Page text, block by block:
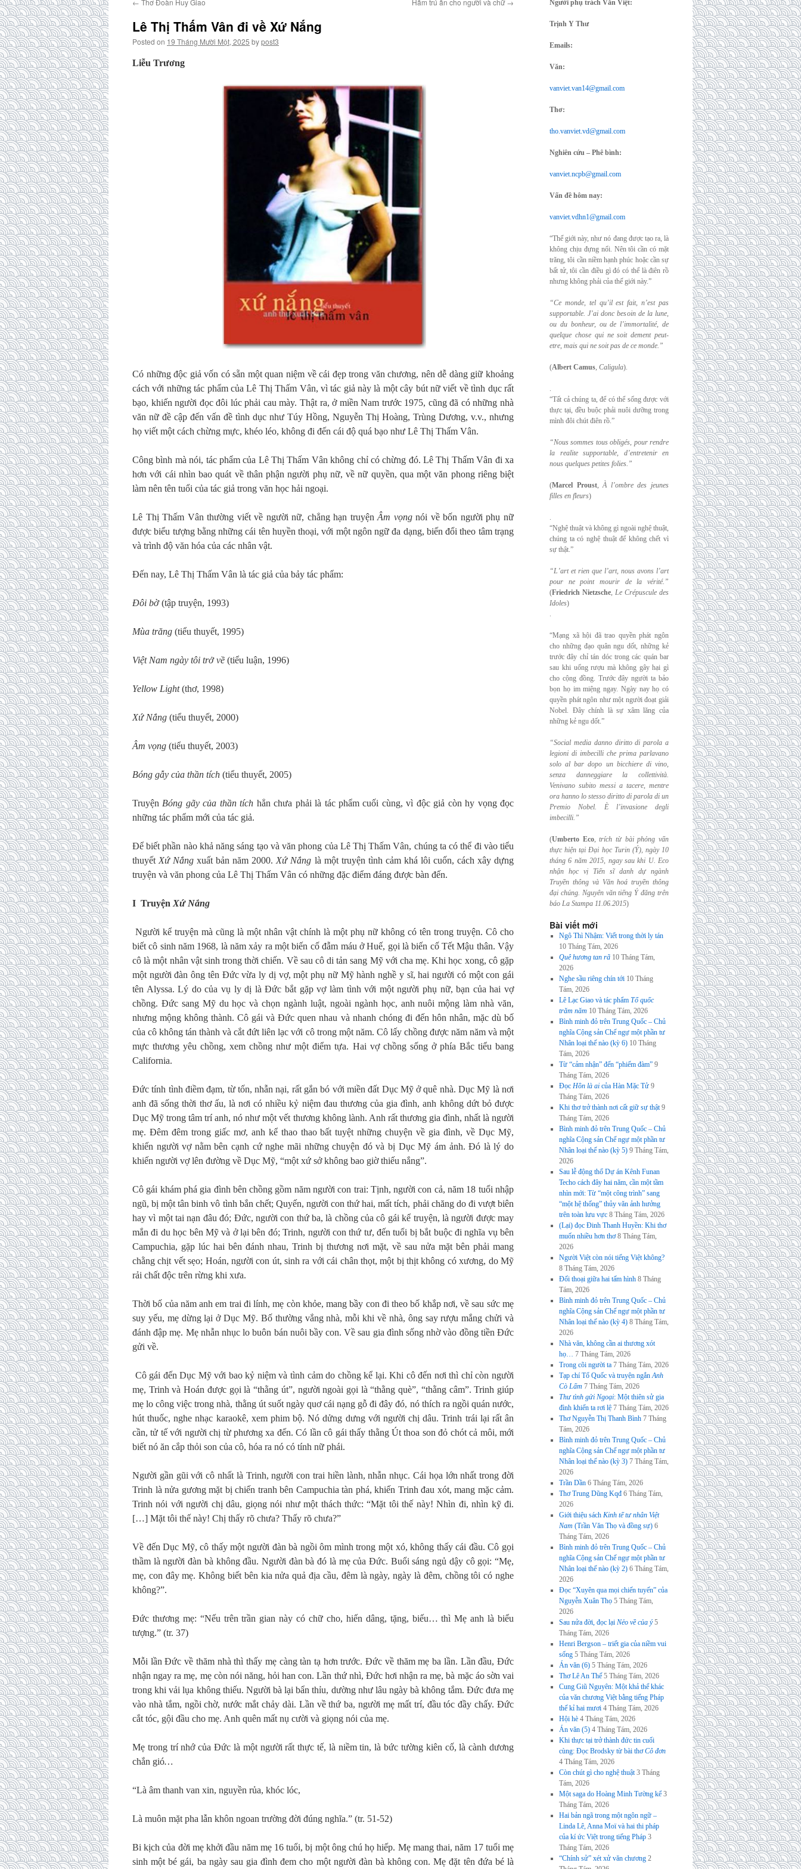
← Thơ Đoàn Huy Giao Hầm trú ẩn cho người và chữ→
Lê Thị Thấm Vân đi về Xứ Nắng
Posted on 19 Tháng Mười Một, 2025 bypost3
Liễu Trương
Có những độc giả vốn có sẵn một quan niệm về cái đẹp trong văn chương, nên dễ dàng giữ khoảng
cách với những tác phẩm của Lê Thị Thấm Vân, vì tác giả này là một cây bút nữ viết về tình dục rất
bạo, khiến người đọc đôi lúc phải cau mày. Thật ra, ở miền Nam trước 1975, cũng đã có những nhà
văn nữ đề cập đến vấn đề tình dục như Túy Hồng, Nguyễn Thị Hoàng, Trùng Dương, v.v., nhưng
họ viết một cách chừng mực, khéo léo, không đi đến cái độ quá bạo như Lê Thị Thấm Vân.
Công bình mà nói, tác phẩm của Lê Thị Thấm Vân không chỉ có chừng đó. Lê Thị Thấm Vân đi xa
hơn với cái nhìn bao quát về thân phận người phụ nữ, về nữ quyền, qua một văn phong riêng biệt
làm nên tên tuổi của tác giả trong văn học hải ngoại.
Lê Thị Thấm Vân thường viết về người nữ, chẳng hạn truyệnÂm vọngnói về bốn người phụ nữ
được biểu tượng bằng những cái tên huyền thoại, với một ngôn ngữ đa dạng, biến đổi theo tâm trạng
và trình độ văn hóa của các nhân vật.
Đến nay, Lê Thị Thấm Vân là tác giả của bảy tác phẩm:
Đôi bờ(tập truyện, 1993)
Mùa trăng (tiểu thuyết, 1995)
Việt Nam ngày tôi trở về (tiểu luận, 1996)
Yellow Light(thơ, 1998)
Xứ Nắng (tiểu thuyết, 2000)
Âm vọng (tiểu thuyết, 2003)
Bóng gẫy của thần tích (tiểu thuyết, 2005)
Truyện Bóng gãy của thần tích hẳn chưa phải là tác phẩm cuối cùng, vì độc giả còn hy vọng đọc
những tác phẩm mới của tác giả.
Để biết phần nào khả năng sáng tạo và văn phong của Lê Thị Thấm Vân, chúng ta có thể đi vào tiểu
thuyết Xứ Nắng xuất bản năm 2000. Xứ Nắng là một truyện tình cảm khá lôi cuốn, cách xây dựng
truyện và văn phong của Lê Thị Thấm Vân có những đặc điểm đáng được bàn đến.
I Truyện Xứ Nắng
Người kể truyện mà cũng là một nhân vật chính là một phụ nữ không có tên trong truyện. Cô cho
biết cô sinh năm 1968, là năm xảy ra một biến cố đẫm máu ở Huế, gọi là biến cố Tết Mậu thân. Vậy
cô là một nhân vật sinh trong thời chiến. Về sau cô di tản sang Mỹ với cha mẹ. Khi học xong, cô gặp
một người đàn ông tên Đức vừa ly dị vợ, một phụ nữ Mỹ hành nghề y sĩ, hai người có một con gái
tên Alyssa. Lý do của vụ ly dị là Đức bắt gặp vợ làm tình với một người phụ nữ, bạn của hai vợ
chồng. Đức sang Mỹ du học và chọn ngành luật, ngoài ngành học, anh nuôi mộng làm nhà văn,
nhưng mộng không thành. Cô gái và Đức quen nhau và nhanh chóng đi đến hôn nhân, mặc dù bố
của cô không tán thành và cắt đứt liên lạc với cô trong một năm. Cô lấy chồng được năm năm và một
mực thương yêu chồng, xem chồng như một điểm tựa. Hai vợ chồng sống ở phía Bắc tiểu bang
California.
Đức tính tình điềm đạm, từ tốn, nhẫn nại, rất gắn bó với miền đất Dục Mỹ ở quê nhà. Dục Mỹ là nơi
anh đã sống thời thơ ấu, là nơi có nhiều kỷ niệm đau thương của gia đình, anh không dứt bỏ được
Dục Mỹ trong tâm trí anh, nó như một vết thương không lành. Anh rất thương gia đình, nhất là người
mẹ. Đêm đêm trong giấc mơ, anh kể thao thao bất tuyệt những chuyện về gia đình, về Dục Mỹ,
khiến người vợ nằm bên cạnh cứ nghe mãi những chuyện đó và bị Dục Mỹ ám ảnh. Đó là lý do
khiến người vợ lên đường về Dục Mỹ, “một xứ sở không bao giờ thiếu nắng”.
Cô gái khám phá gia đình bên chồng gồm năm người con trai: Tịnh, người con cả, năm 18 tuổi nhập
ngũ, bị một tân binh vô tình bắn chết; Quyến, người con thứ hai, mất tích, phải chăng do đi vượt biên
hay vì một tai nạn đâu đó; Đức, người con thứ ba, là chồng của cô gái kể truyện, là người được may
mắn đi du học bên Mỹ và ở lại bên đó; Trinh, người con thứ tư, đến tuổi bị bắt buộc đi nghĩa vụ bên
Campuchia, gặp lúc hai bên đánh nhau, Trinh bị thương nơi mặt, về sau nửa mặt bên phải mang
chằng chịt vết sẹo; Hoán, người con út, sinh ra với cái chân thọt, một bị thịt không có xương, do Mỹ
rải chất độc trên rừng khi xưa.
Thời bố của năm anh em trai đi lính, mẹ còn khỏe, mang bầy con đi theo bố khắp nơi, về sau sức mẹ
suy yếu, mẹ dừng lại ở Dục Mỹ. Bố thường vắng nhà, mỗi khi về nhà, ông say rượu mắng chửi và
đánh đập mẹ. Mẹ nhẫn nhục lo buôn bán nuôi bầy con. Về sau gia đình sống nhờ vào đồng tiền Đức
gửi về.
Cô gái đến Dục Mỹ với bao kỷ niệm và tình cảm do chồng kể lại. Khi cô đến nơi thì chỉ còn người
mẹ, Trinh và Hoán được gọi là “thằng út”, người ngoài gọi là “thằng què”, “thằng câm”. Trinh giúp
mẹ lo công việc trong nhà, thằng út suốt ngày quơ cái nạng gỗ đi đây đó, nó thích ra ngồi quán nước,
hút thuốc, nghe nhạc karaokê, xem phim bộ. Nó dửng dưng với người chị dâu. Trinh trái lại rất ân
cần, tử tế với người chị từ phương xa đến. Có lần cô gái thấy thằng Út thoa son đỏ chót cả môi, mới
biết nó ăn cắp thỏi son của cô, hóa ra nó có tính nữ phái.
Người gần gũi với cô nhất là Trinh, người con trai hiền lành, nhẫn nhục. Cái họa lớn nhất trong đời
Trinh là nửa gương mặt bị chiến tranh bên Campuchia tàn phá, khiến Trinh đau xót, mang mặc cảm.
Trinh nói với người chị dâu, giọng nói như một thách thức: “Mặt tôi thế này! Nhìn đi, nhìn kỹ đi.
[…] Mặt tôi thế này! Chị thấy rõ chưa? Thấy rõ chưa?”
Về đến Dục Mỹ, cô thấy một người đàn bà ngồi ôm mình trong một xó, không thấy cái đầu. Cô gọi
thầm là người đàn bà không đầu. Người đàn bà đó là mẹ của Đức. Buổi sáng ngủ dậy cô gọi: “Mẹ,
mẹ, con đây mẹ. Không biết bên kia nửa quả địa cầu, đêm là ngày, ngày là đêm, chồng tôi có nghe
không?”.
Đức thương mẹ: “Nếu trên trần gian này có chữ cho, hiến dâng, tặng, biếu… thì Mẹ anh là biểu
tượng.” (tr. 37)
Mỗi lần Đức về thăm nhà thì thấy mẹ càng tàn tạ hơn trước. Đức về thăm mẹ ba lần. Lần đầu, Đức
nhận ngay ra mẹ, mẹ còn nói năng, hỏi han con. Lần thứ nhì, Đức hơi nhận ra mẹ, bà mặc áo sờn vai
trong khi vải lụa không thiếu. Người bà lại bẩn thỉu, dường như lâu ngày bà không tắm. Đức đưa mẹ
vào nhà tắm, ngồi chờ, nước mắt chảy dài. Lần về thứ ba, người mẹ mất trí, đầu tóc đầy chấy. Đức
cắt tóc, gội đầu cho mẹ. Anh quên mất nụ cười và giọng nói của mẹ.
Mẹ trong trí nhớ của Đức là một người rất thực tế, là niềm tin, là bức tường kiên cố, là cành dương
chắn gió…
“Là âm thanh van xin, nguyền rủa, khóc lóc,
Là muôn mặt pha lẫn khôn ngoan trường đời đúng nghĩa.” (tr. 51-52)
Bi kịch của đời mẹ khởi đầu năm mẹ 16 tuổi, bị một ông chú họ hiếp. Mẹ mang thai, năm 17 tuổi mẹ
sinh một bé gái, ba ngày sau gia đình đem cho một người đàn bà không con. Mẹ đặt tên đứa bé là
Người phụ trách Văn Việt:
Trịnh Y Thư
Emails:
Văn:
vanviet.van14@gmail.com
Thơ:
tho.vanviet.vd@gmail.com
Nghiên cứu – Phê bình:
vanviet.ncpb@gmail.com
Vấn đề hôm nay:
vanviet.vdhn1@gmail.com
“Thế giới này, như nó đang được tạo ra, là
không chịu đựng nổi. Nên tôi cần có mặt
trăng, tôi cần niềm hạnh phúc hoặc cần sự
bất tử, tôi cần điều gì đó có thể là điên rồ
nhưng không phải của thế giới này.”
“Ce monde, tel qu’il est fait, n’est pas
supportable. J’ai donc besoin de la lune,
ou du bonheur, ou de l’immortalité, de
quelque chose qui ne soit dement peut-
etre, mais qui ne soit pas de ce monde.”
(Albert Camus, Caligula).
.
“Tất cả chúng ta, để có thể sống được với
thực tại, đều buộc phải nuôi dưỡng trong
mình đôi chút điên rồ.”
“Nous sommes tous obligés, pour rendre
la realite supportable, d’entretenir en
nous quelques petites folies.”
(Marcel Proust,À l’ombre des jeunes
filles en fleurs)
.
“Nghệ thuật và không gì ngoài nghệ thuật,
chúng ta có nghệ thuật để không chết vì
sự thật.”
“L’art et rien que l’art, nous avons l’art
pour ne point mourir de la vérité.”
(Friedrich Nietzsche, Le Crépuscule des
Idoles)
.
“Mạng xã hội đã trao quyền phát ngôn
cho những đạo quân ngu dốt, những kẻ
trước đây chỉ tán dóc trong các quán bar
sau khi uống rượu mà không gây hại gì
cho cộng đồng. Trước đây người ta bảo
bọn họ im miệng ngay. Ngày nay họ có
quyền phát ngôn như một người đoạt giải
Nobel. Đây chính là sự xâm lăng của
những kẻ ngu dốt.”
“Social media danno diritto di parola a
legioni di imbecilli che prima parlavano
solo albar dopo un bicchiere di vino,
senza danneggiare la collettività.
Venivano subito messi a tacere, mentre
ora hanno lo stesso diritto di parola di un
Premio Nobel. È l’invasione degli
imbecilli.”
(Umberto Eco,trích từ bài phỏng vấn
thực hiện tại Đại học Turin (Ý), ngày 10
tháng 6 năm 2015, ngay sau khi U. Eco
nhận học vị Tiến sĩ danh dự ngành
Truyền thông và Văn hoá truyền thông
đại chúng. Nguyên văn tiếng Ý đăng trên
báo La Stampa 11.06.2015)
Bài viết mới
Ngô Thì Nhậm: Viết trong thời ly tán
10 Tháng Tám, 2026
Quê hương tan rã 10 Tháng Tám,
2026
Nghe sầu riêng chín tới 10 Tháng
Tám, 2026
Lê Lạc Giao và tác phẩm Tổ quốc
trăm năm 10 Tháng Tám, 2026
Bình minh đỏ trên Trung Quốc – Chủ
nghĩa Cộng sản Chế ngự một phần tư
Nhân loại thế nào (kỳ 6) 10 Tháng
Tám, 2026
Từ “cảm nhận” đến “phiếm đàm” 9
Tháng Tám, 2026
Đọc Hồn là aicủa Hàn Mặc Tử 9
Tháng Tám, 2026
Khi thơ trở thành nơi cất giữ sự thật 9
Tháng Tám, 2026
Bình minh đỏ trên Trung Quốc – Chủ
nghĩa Cộng sản Chế ngự một phần tư
Nhân loại thế nào (kỳ 5) 9 Tháng Tám,
2026
Sau lễ động thổ Dự án Kênh Funan
Techo cách đây hai năm, cần một tầm
nhìn mới: Từ “một công trình” sang
“một hệ thống” thủy văn ảnh hưởng
trên toàn lưu vực 8 Tháng Tám, 2026
(Lại) đọc Đinh Thanh Huyền: Khi thơ
muốn nhiều hơn thơ 8 Tháng Tám,
2026
Người Việt còn nói tiếng Việt không?
8 Tháng Tám, 2026
Đối thoại giữa hai tấm hình 8 Tháng
Tám, 2026
Bình minh đỏ trên Trung Quốc – Chủ
nghĩa Cộng sản Chế ngự một phần tư
Nhân loại thế nào (kỳ 4) 8 Tháng Tám,
2026
Nhà văn, không cần ai thương xót
họ… 7 Tháng Tám, 2026
Trong cõi người ta 7 Tháng Tám, 2026
Tạp chí Tổ Quốc và truyện ngắnAnh
Cò Lấm 7 Tháng Tám, 2026
Thư tình gửi Ngoại: Một thiên sử gia
đình khiến ta rơi lệ 7 Tháng Tám, 2026
Thơ Nguyễn Thị Thanh Bình 7 Tháng
Tám, 2026
Bình minh đỏ trên Trung Quốc – Chủ
nghĩa Cộng sản Chế ngự một phần tư
Nhân loại thế nào (kỳ 3) 7 Tháng Tám,
2026
Trần Dần 6 Tháng Tám, 2026
Thơ Trung Dũng Kqđ 6 Tháng Tám,
2026
Giới thiệu sách Kinh tế tư nhân Việt
Nam (Trần Văn Thọ và đồng sự) 6
Tháng Tám, 2026
Bình minh đỏ trên Trung Quốc – Chủ
nghĩa Cộng sản Chế ngự một phần tư
Nhân loại thế nào (kỳ 2) 6 Tháng Tám,
2026
Đọc “Xuyên qua mọi chiến tuyến” của
Nguyễn Xuân Thọ 5 Tháng Tám,
2026
Sau nửa đời, đọc lại Nẻo về của ý 5
Tháng Tám, 2026
Henri Bergson – triết gia của niềm vui
sống 5 Tháng Tám, 2026
Án văn (6) 5 Tháng Tám, 2026
Thơ Lê An Thế 5 Tháng Tám, 2026
Cung Giũ Nguyên: Một khả thể khác
của văn chương Việt bằng tiếng Pháp
thế kỉ hai mươi 4 Tháng Tám, 2026
Hội hè 4 Tháng Tám, 2026
Án văn (5) 4 Tháng Tám, 2026
Khi thực tại trở thành đức tin cuối
cùng: Đọc Brodsky từ bài thơCô đơn
4 Tháng Tám, 2026
Còn chút gì cho nghệ thuật 3 Tháng
Tám, 2026
Một saga do Hoàng Minh Tường kể 3
Tháng Tám, 2026
Hai bản ngã trong một ngôn ngữ –
Linda Lê, Anna Moï và hai thi pháp
của kí ức Việt trong tiếng Pháp 3
Tháng Tám, 2026
“Chính sử” xét xử văn chương 2